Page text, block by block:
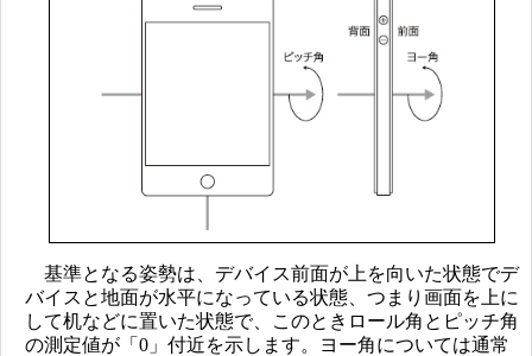
基準となる姿勢は、デバイス前面が上を向いた状態でデ
バイスと地面が水平になっている状態、つまり画面を上に
して机などに置いた状態で、このときロール角とピッチ角
の測定値が「0」付近を示します。ヨー角については通常